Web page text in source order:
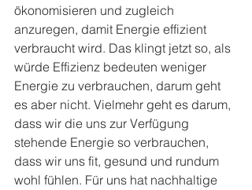
ökonomisieren und zugleich
anzuregen, damit Energie effizient
verbraucht wird. Das klingt jetzt so, als
würde Effizienz bedeuten weniger
Energie zu verbrauchen, darum geht
es aber nicht. Vielmehr geht es darum,
dass wir die uns zur Verfügung
stehende Energie so verbrauchen,
dass wir uns fit, gesund und rundum
wohl fühlen. Für uns hat nachhaltige